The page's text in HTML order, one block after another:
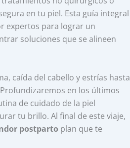
en tu piel. Esta guía integral
expertos para lograr un
soluciones que se alineen
caída del cabello y estrías hasta
en los últimos
de cuidado de la piel
tu brillo. Al final de este viaje,
postparto plan que te